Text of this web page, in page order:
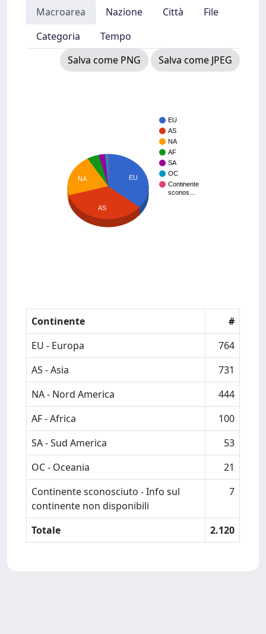
Macroarea Nazione Città
File
Categoria
Tempo
Salva come PNG
Salva come JPEG
EU
AS
NA
AF
SA
OC
Continente
sconos…
EU
NA
AS
Continente
#
EU - Europa
764
AS - Asia
731
NA - Nord America
444
AF - Africa
100
SA - Sud America
53
OC - Oceania
21
Continente sconosciuto - Info sul
continente non disponibili
7
Totale 2.120